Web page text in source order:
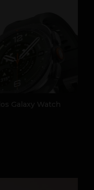
Galaxy Watch